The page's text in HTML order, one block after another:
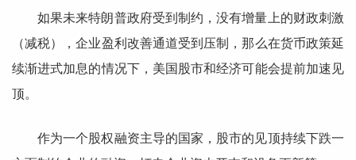
如果未来特朗普政府受到制约，没有增量上的财政刺激
（减税），企业盈利改善通道受到压制，那么在货币政策延
续渐进式加息的情况下，美国股市和经济可能会提前加速见
顶。
作为一个股权融资主导的国家，股市的见顶持续下跌一